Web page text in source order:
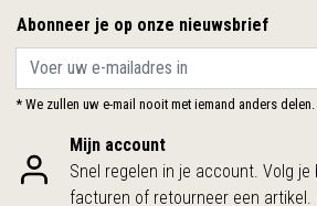
Abonneer je op onze nieuwsbrief
* We zullen uw e-mail nooit met iemand anders delen.
Mijn account
Snel regelen in je account. Volg je
facturen of retourneer een artikel.